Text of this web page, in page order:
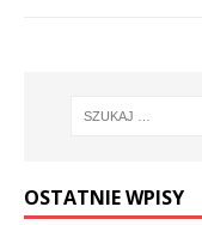
OSTATNIE WPISY